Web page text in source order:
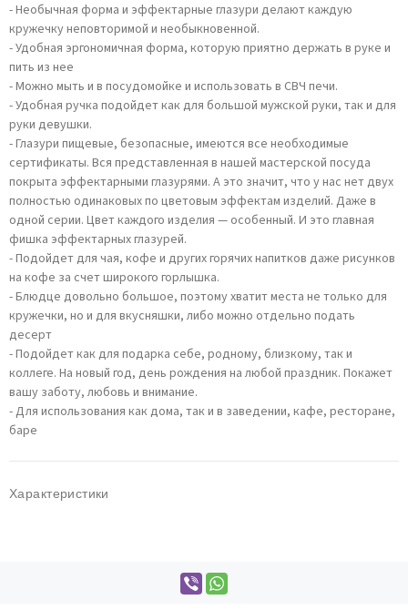
- Необычная форма и эффектарные глазури делают каждую
кружечку неповторимой и необыкновенной.
- Удобная эргономичная форма, которую приятно держать в руке и
пить из нее
- Можно мыть и в посудомойке и использовать в СВЧ печи.
- Удобная ручка подойдет как для большой мужской руки, так и для
руки девушки.
- Глазури пищевые, безопасные, имеются все необходимые
сертификаты. Вся представленная в нашей мастерской посуда
покрыта эффектарными глазурями. А это значит, что у нас нет двух
полностью одинаковых по цветовым эффектам изделий. Даже в
одной серии. Цвет каждого изделия — особенный. И это главная
фишка эффектарных глазурей.
- Подойдет для чая, кофе и других горячих напитков даже рисунков
на кофе за счет широкого горлышка.
- Блюдце довольно большое, поэтому хватит места не только для
кружечки, но и для вкусняшки, либо можно отдельно подать
десерт
- Подойдет как для подарка себе, родному, близкому, так и
коллеге. На новый год, день рождения на любой праздник. Покажет
вашу заботу, любовь и внимание.
- Для использования как дома, так и в заведении, кафе, ресторане,
баре
Характеристики